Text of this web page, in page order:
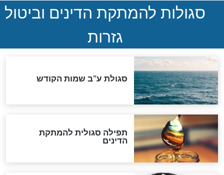
ההסכם החשאי של טראמפ
ואיראן: בלי שקיפות ועם הרבה
המסמך האבוד שנחשף
במרתפי מוסקבה: כתב היד
הנדיר של הרשב"ם התגלה
שורדת השואה שחוגגת 100:
"מודה לקב"ה על כל השנים"